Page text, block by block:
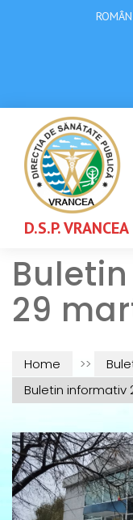
D.S.P. VRANCEA
29
Home >>
Buletin informativ